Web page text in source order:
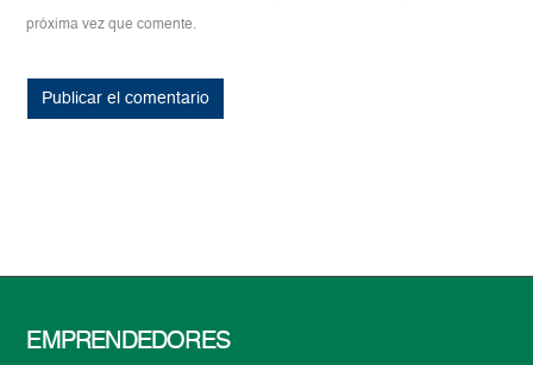
próxima vez que comente.
EMPRENDEDORES